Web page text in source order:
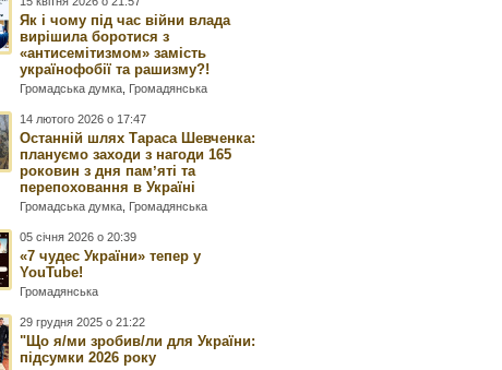
Як і чому під час війни влада
вирішила боротися з
«антисемітизмом» замість
українофобії та рашизму?!
Громадська думка Громадянська
14 лютого 2026 о 17:47
Останній шлях Тараса Шевченка:
плануємо заходи з нагоди 165
роковин з дня памʼяті та
перепоховання в Україні
Громадська думка Громадянська
05 січня 2026 о 20:39
«7 чудес України» тепер у
YouTube!
Громадянська
29 грудня 2025 о 21:22
"Що я/ми зробив/ли для України:
підсумки 2026 року